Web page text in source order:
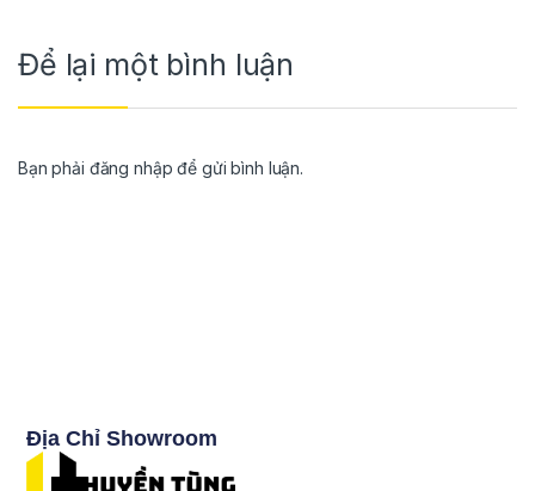
Để lại một bình luận
Bạn phải đăng nhập để gửi bình luận.
Địa Chỉ Showroom